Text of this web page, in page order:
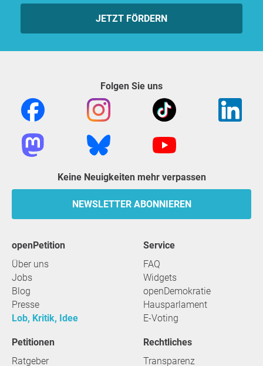
JETZT FÖRDERN
Folgen Sie uns
Keine Neuigkeiten mehr verpassen
NEWSLETTER ABONNIEREN
openPetition
Über uns
Jobs
Blog
Presse
Lob, Kritik, Idee
Service
FAQ
Widgets
openDemokratie
Hausparlament
E-Voting
Petitionen
Ratgeber
Rechtliches
Transparenz